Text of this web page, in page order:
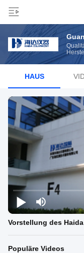
HAUS
Vorstellung des
Populäre Videos